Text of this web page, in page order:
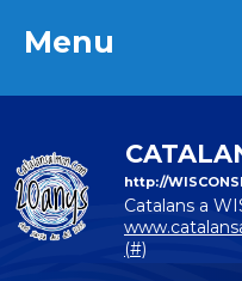
Menu
http://
Catalans a
(#)
Menu